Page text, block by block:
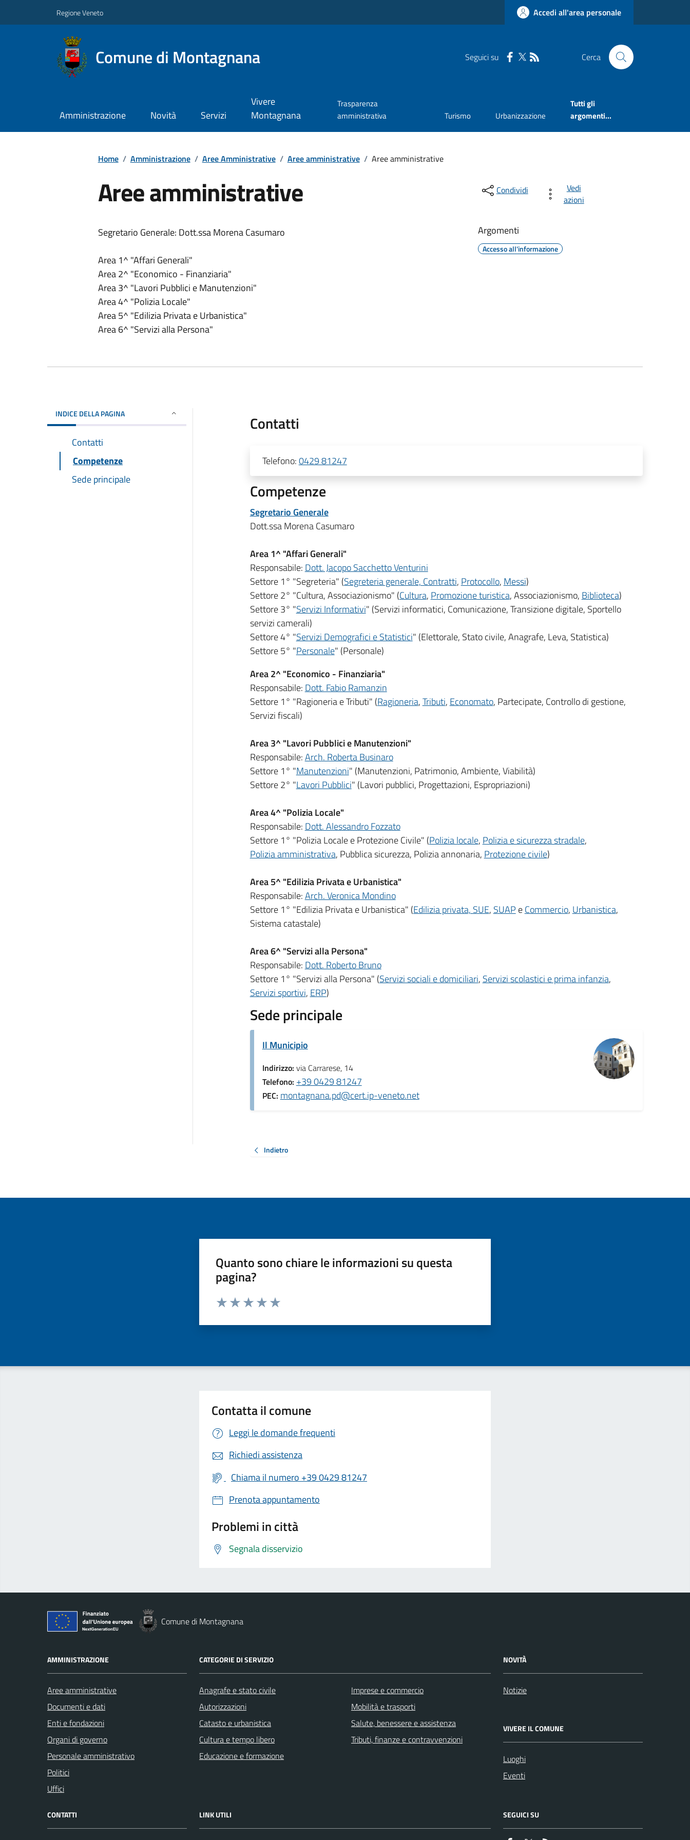
Regione Veneto Accedi all'area personale
Comune di Montagnana Seguici su Cerca
Amministrazione Novità Servizi
Vivere
Montagnana
Trasparenza
amministrativa
Turismo Urbanizzazione
Tutti gli
argomenti...
Home / Amministrazione / Aree Amministrative / Aree amministrative / Aree amministrative
Aree amministrative
Segretario Generale: Dott.ssa Morena Casumaro
Area 1^ "Affari Generali"
Area 2^ "Economico - Finanziaria"
Area 3^ "Lavori Pubblici e Manutenzioni"
Area 4^ "Polizia Locale"
Area 5^ "Edilizia Privata e Urbanistica"
Area 6^ "Servizi alla Persona"
Condividi
Vedi
azioni
Argomenti
Accesso all'informazione
INDICE DELLA PAGINA
Contatti
Competenze
Sede principale
Contatti
Telefono:0429 81247
Competenze
Segretario Generale
Dott.ssa Morena Casumaro
Area 1^ "Affari Generali"
Responsabile: Dott. Jacopo Sacchetto Venturini
Settore 1° "Segreteria" (Segreteria generale, Contratti, Protocollo, Messi)
Settore 2° "Cultura, Associazionismo" (Cultura, Promozione turistica, Associazionismo, Biblioteca)
Settore 3° "Servizi Informativi" (Servizi informatici, Comunicazione, Transizione digitale, Sportello
servizi camerali)
Settore 4° "Servizi Demografici e Statistici" (Elettorale, Stato civile, Anagrafe, Leva, Statistica)
Settore 5° "Personale" (Personale)
Area 2^ "Economico - Finanziaria"
Responsabile: Dott. Fabio Ramanzin
Settore 1° "Ragioneria e Tributi" (Ragioneria,Tributi, Economato, Partecipate, Controllo di gestione,
Servizi fiscali)
Area 3^ "Lavori Pubblici e Manutenzioni"
Responsabile:Arch. Roberta Businaro
Settore 1° "Manutenzioni" (Manutenzioni, Patrimonio, Ambiente, Viabilità)
Settore 2° "Lavori Pubblici" (Lavori pubblici, Progettazioni, Espropriazioni)
Area 4^ "Polizia Locale"
Responsabile: Dott. Alessandro Fozzato
Settore 1° "Polizia Locale e Protezione Civile" (Polizia locale, Polizia e sicurezza stradale,
Polizia amministrativa, Pubblica sicurezza, Polizia annonaria, Protezione civile)
Area 5^ "Edilizia Privata e Urbanistica"
Responsabile:Arch. Veronica Mondino
Settore 1° "Edilizia Privata e Urbanistica" (Edilizia privata, SUE, SUAP eCommercio, Urbanistica,
Sistema catastale)
Area 6^ "Servizi alla Persona"
Responsabile: Dott. Roberto Bruno
Settore 1° "Servizi alla Persona" (Servizi sociali e domiciliari, Servizi scolastici e prima infanzia,
Servizi sportivi, ERP)
Sede principale
Il Municipio
Indirizzo: via Carrarese, 14
Telefono: +39 0429 81247
PEC: montagnana.pd@cert.ip-veneto.net
Indietro
Quanto sono chiare le informazioni su questa
pagina?
Valuta da 1 a 5 stelle la pagina
Contatta il comune
Leggi le domande frequenti
Richiedi assistenza
Chiama il numero +39 0429 81247
Prenota appuntamento
Problemi in città
Segnala disservizio
Comune di Montagnana
AMMINISTRAZIONE
Aree amministrative
Documenti e dati
Enti e fondazioni
Organi di governo
Personale amministrativo
Politici
Uffici
CATEGORIE DI SERVIZIO
Anagrafe e stato civile
Autorizzazioni
Catasto e urbanistica
Cultura e tempo libero
Educazione e formazione
Imprese e commercio
Mobilità e trasporti
Salute, benessere e assistenza
Tributi, finanze e contravvenzioni
NOVITÀ
Notizie
VIVERE IL COMUNE
Luoghi
Eventi
CONTATTI LINK UTILI SEGUICI SU